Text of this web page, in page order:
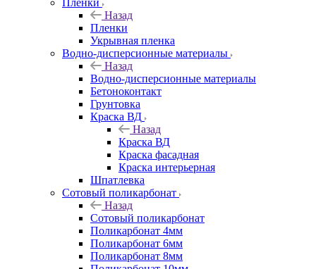
Пленки
Назад
Пленки
Укрывная пленка
Водно-дисперсионные материалы
Назад
Водно-дисперсионные материалы
Бетоноконтакт
Грунтовка
Краска ВД
Назад
Краска ВД
Краска фасадная
Краска интерьерная
Шпатлевка
Сотовый поликарбонат
Назад
Сотовый поликарбонат
Поликарбонат 4мм
Поликарбонат 6мм
Поликарбонат 8мм